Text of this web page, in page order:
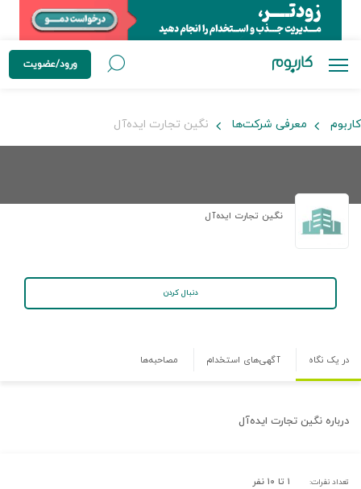
ورود/عضویت
کاربوم معرفی شرکت‌ها نگین تجارت ایده‌آل
نگین تجارت ایده‌آل
دنبال کردن
در یک نگاه آگهی‌های استخدام مصاحبه‌ها
درباره نگین تجارت ایده‌آل
تعداد نفرات: ۱ تا ۱۰ نفر